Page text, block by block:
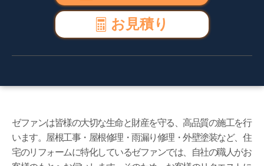
お見積り
ゼファンは皆様の大切な生命と財産を守る、高品質の施工を行
います。屋根工事・屋根修理・雨漏り修理・外壁塗装など、住
宅のリフォームに特化しているゼファンでは、自社の職人がお